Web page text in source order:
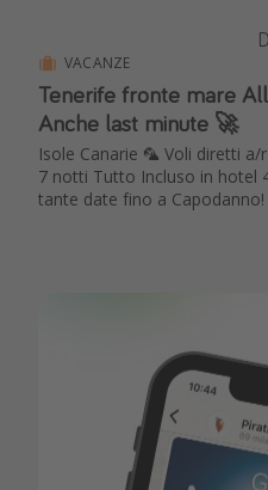
VACANZE
Tenerife fronte mare
Anche last minute 🚀
Isole Canarie 🦜 Voli diretti
7 notti Tutto Incluso in hotel
tante date fino a Capodanno!